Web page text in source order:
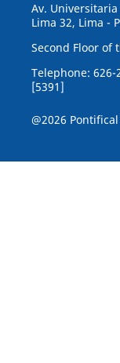
Av.
Lima 32, Lima -
Second Floor of
Telephone:
[5391]
@2026